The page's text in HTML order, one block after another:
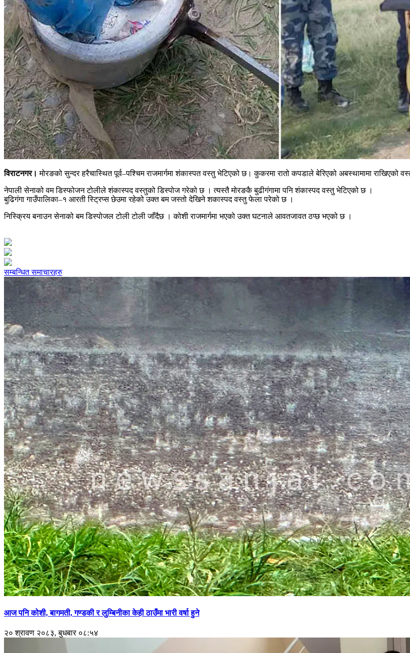
विराटनगर। मोरङको सुन्दर हरैचास्थित पूर्व–पश्चिम राजमार्गमा शंकास्पत वस्तु भेटिएको छ। कुकरमा रातो कपडाले बेरिएको अबस्थामामा
नेपाली सेनाको वम डिस्फोजन टोलीले शंकास्पद वस्तुको डिस्पोज गरेको छ । त्यस्तै मोरङकै बुढीगंगामा पनि शंकास्पद वस्तु भेटिएको छ ।
बुढिगंगा गाउँपालिका–१ आरती स्ट्रिप्स छेउमा रहेको उक्त बम जस्तो देखिने शकास्पद वस्तु फेला परेको छ ।
निस्क्रिय बनाउन सेनाको बम डिस्पोजल टोली टोली जाँदैछ । कोशी राजमार्गमा भएको उक्त घटनाले आवतजावत ठप्छ भएको छ ।
सम्बन्धित समाचारहरु
आज पनि कोशी, बागमती, गण्डकी र लुम्बिनीका केही ठाउँमा भारी वर्षा हुने
२० श्रावण २०८३, बुधबार ०८:५४